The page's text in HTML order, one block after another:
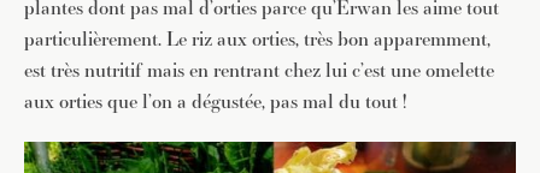
plantes dont pas mal d’orties parce qu’Erwan les aime tout
particulièrement. Le riz aux orties, très bon apparemment,
est très nutritif mais en rentrant chez lui c’est une omelette
aux orties que l’on a dégustée, pas mal du tout !